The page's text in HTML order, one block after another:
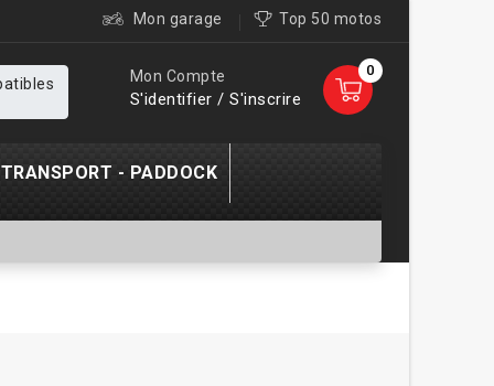
Mon garage Top 50 motos
0
Mon Compte
S'identifier / S'inscrire
TRANSPORT - PADDOCK